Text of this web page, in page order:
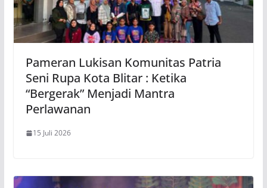
Pameran Lukisan Komunitas Patria
Seni Rupa Kota Blitar : Ketika
“Bergerak” Menjadi Mantra
Perlawanan
15 Juli 2026